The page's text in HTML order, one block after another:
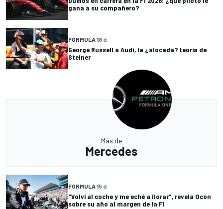
gana a su compañero?
FÓRMULA 18 d
George Russell a Audi, la ¿alocada? teoría de
Steiner
Más de
Mercedes
FÓRMULA 15 d
"Volví al coche y me eché a llorar", revela Ocon
sobre su año al margen de la F1